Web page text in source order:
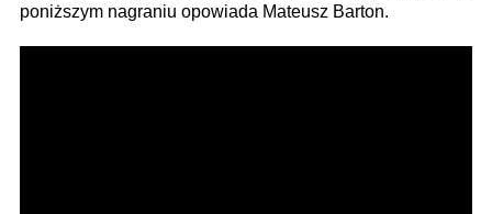
poniższym nagraniu opowiada Mateusz Barton.